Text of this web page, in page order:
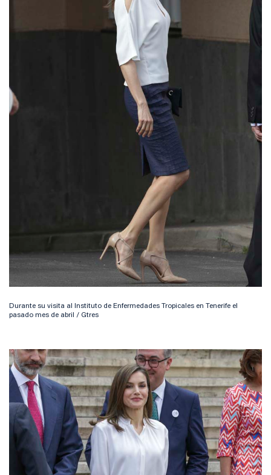
Durante su visita al Instituto de Enfermedades Tropicales en Tenerife el
pasado mes de abril / Gtres